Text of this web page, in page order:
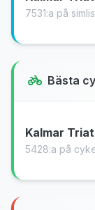
7531:a på
Bästa
Kalmar
5428:a på